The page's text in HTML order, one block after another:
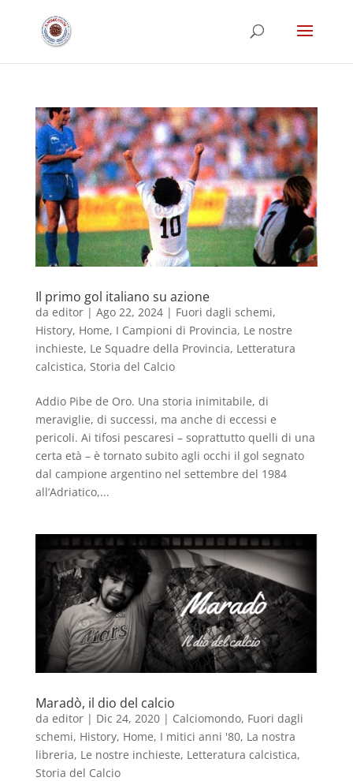
Il primo gol italiano su azione
da editor| Ago 22, 2024| Fuori dagli schemi,
History, Home, I Campioni di Provincia, Le nostre
inchieste, Le Squadre della Provincia, Letteratura
calcistica, Storia del Calcio
Addio Pibe de Oro. Una storia inimitabile, di
meraviglie, di successi, ma anche di eccessi e
pericoli. Ai tifosi pescaresi – soprattutto quelli di una
certa età – è tornato subito agli occhi il gol segnato
dal campione argentino nel settembre del 1984
all’Adriatico,...
Maradò, il dio del calcio
da editor| Dic 24, 2020| Calciomondo, Fuori dagli
schemi, History, Home, I mitici anni '80, La nostra
libreria, Le nostre inchieste, Letteratura calcistica,
Storia del Calcio